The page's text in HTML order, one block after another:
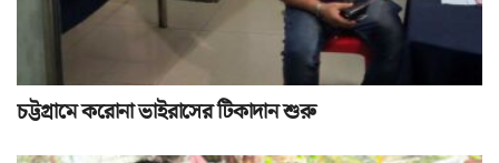
চট্টগ্রামে করোনা ভাইরাসের টিকাদান শুরু